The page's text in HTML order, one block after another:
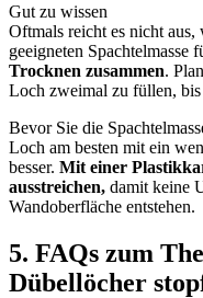
Gut zu wissen
Oftmals reicht es nicht
geeigneten Spachtelmasse
Trocknen zusammen.
Loch zweimal zu füllen,
Bevor Sie die
Loch am besten mit ein
besser. Mit einer
ausstreichen, damit keine
Wandoberfläche entstehen.
5. FAQs zum
Dübellöcher